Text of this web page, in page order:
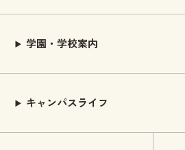
学園・学校案内
キャンパスライフ